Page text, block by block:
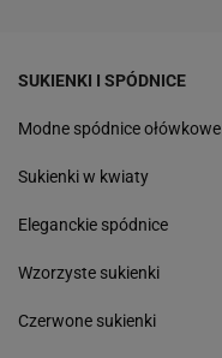
SUKIENKI I SPÓDNICE
Modne spódnice ołówkowe
Sukienki w kwiaty
Eleganckie spódnice
Wzorzyste sukienki
Czerwone sukienki